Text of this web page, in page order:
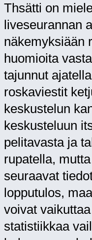
Thsätti on
liveseurannan
näkemyksiään
huomioita
tajunnut
roskaviestit
keskustelun
keskusteluun
pelitavasta ja
rupatella,
seuraavat
lopputulos,
voivat
statistiikkaa